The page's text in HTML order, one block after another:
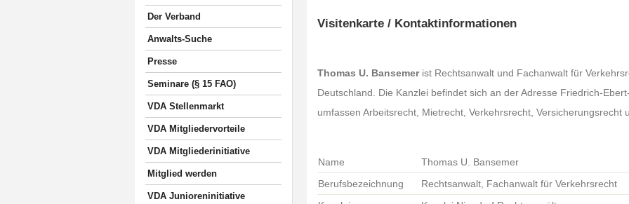
Der Verband
Anwalts-Suche
Presse
Seminare (§ 15 FAO)
VDA Stellenmarkt
VDA Mitgliedervorteile
VDA Mitgliederinitiative
Mitglied werden
VDA Junioreninitiative
Visitenkarte / Kontaktinformationen
Thomas U. Bansemerist Rechtsanwalt und Fachanwalt für
Deutschland. Die Kanzlei befindet sich an der Adresse Friedrich-
umfassen Arbeitsrecht, Mietrecht, Verkehrsrecht, Versicherungsrecht
Name
Thomas U. Bansemer
Berufsbezeichnung
Rechtsanwalt, Fachanwalt für Verkehrsrecht